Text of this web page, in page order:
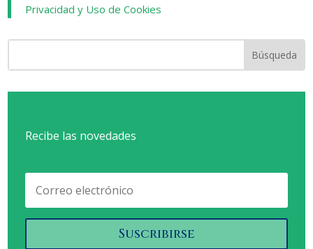
Privacidad y Uso de Cookies
Recibe las novedades
Suscribirse